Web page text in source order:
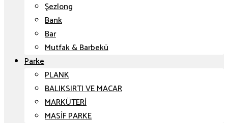
Şezlong
Bank
Bar
Mutfak & Barbekü
Parke
PLANK
BALIKSIRTI VE MACAR
MARKÜTERİ
MASİF PARKE